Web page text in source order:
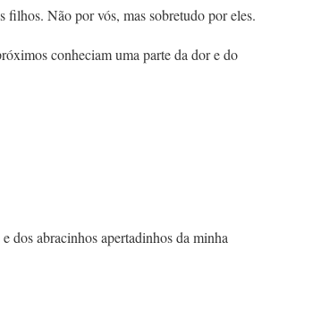
Não por vós, mas sobretudo por eles.
conheciam uma parte da dor e do
dos abracinhos apertadinhos da minha